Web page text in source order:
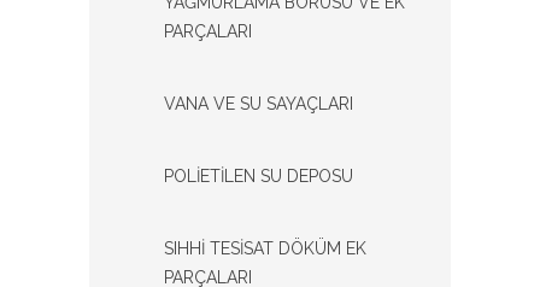
PARÇALARI
VANA VE SU SAYAÇLARI
POLİETİLEN SU DEPOSU
SIHHİ TESİSAT DÖKÜM EK
PARÇALARI